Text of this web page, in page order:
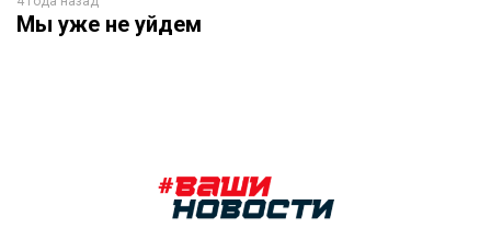
Мы уже не уйдем